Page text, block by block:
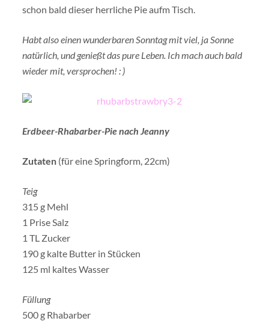
schon bald dieser herrliche Pie aufm Tisch.
Habt also einen wunderbaren Sonntag mit viel, ja Sonne
natürlich, und genießt das pure Leben. Ich mach auch bald
wieder mit, versprochen! : )
Erdbeer-Rhabarber-Pie nach Jeanny
Zutaten (für eine Springform, 22cm)
Teig
315 g Mehl
1 Prise Salz
1 TL Zucker
190 g kalte Butter in Stücken
125 ml kaltes Wasser
Füllung
500 g Rhabarber